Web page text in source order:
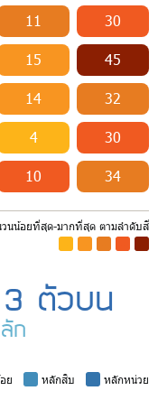
11 30
15 45
14 32
4 30
10 34
วนน้อยที่สุด-มากที่สุด ตามลำดับสี
3 ตัวบน
ก
อย หลักสิบ
หลักหน่วย